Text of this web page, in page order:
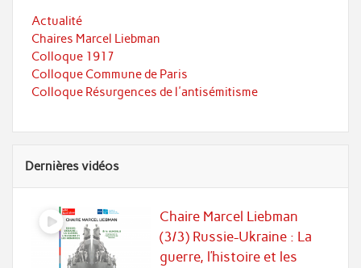
Actualité
Chaires Marcel Liebman
Colloque 1917
Colloque Commune de Paris
Colloque Résurgences de l'antisémitisme
Dernières vidéos
Chaire Marcel Liebman
(3/3) Russie-Ukraine : La
guerre, l’histoire et les